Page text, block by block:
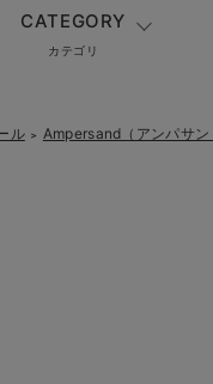
CATEGORY
カテゴリ
ル ＞ Ampersand（アンパサ